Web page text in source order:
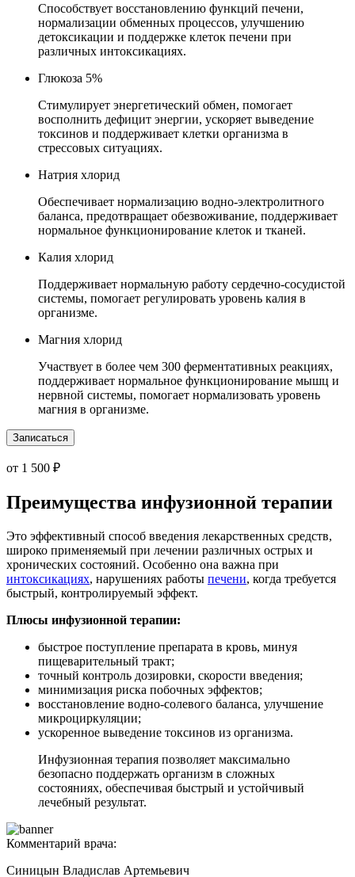
Способствует восстановлению функций печени,
нормализации обменных процессов, улучшению
детоксикации и поддержке клеток печени при
различных интоксикациях.
Глюкоза 5%
Стимулирует энергетический обмен, помогает
восполнить дефицит энергии, ускоряет выведение
токсинов и поддерживает клетки организма в
стрессовых ситуациях.
Натрия хлорид
Обеспечивает нормализацию водно-электролитного
баланса, предотвращает обезвоживание, поддерживает
нормальное функционирование клеток и тканей.
Калия хлорид
Поддерживает нормальную работу сердечно-сосудистой
системы, помогает регулировать уровень калия в
организме.
Магния хлорид
Участвует в более чем 300 ферментативных реакциях,
поддерживает нормальное функционирование мышц и
нервной системы, помогает нормализовать уровень
магния в организме.
Записаться
от 1 500 ₽
Преимущества инфузионной терапии
Это эффективный способ введения лекарственных средств,
широко применяемый при лечении различных острых и
хронических состояний. Особенно она важна при
интоксикациях, нарушениях работы печени, когда требуется
быстрый, контролируемый эффект.
Плюсы инфузионной терапии:
быстрое поступление препарата в кровь, минуя
пищеварительный тракт;
точный контроль дозировки, скорости введения;
минимизация риска побочных эффектов;
восстановление водно-солевого баланса, улучшение
микроциркуляции;
ускоренное выведение токсинов из организма.
Инфузионная терапия позволяет максимально
безопасно поддержать организм в сложных
состояниях, обеспечивая быстрый и устойчивый
лечебный результат.
Комментарий врача:
Синицын Владислав Артемьевич